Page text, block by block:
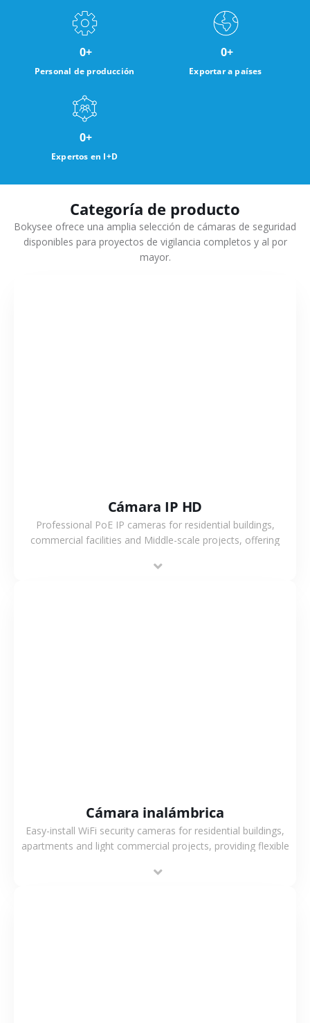
Personal de producción
0+
Exportar a países
0+
Expertos en I+D
0+
Categoría de producto
Bokysee ofrece una amplia selección de cámaras de seguridad
disponibles para proyectos de vigilancia completos y al por
mayor.
Cámara IP HD
Professional PoE IP cameras for residential buildings,
commercial facilities and Middle-scale projects, offering
support.
Cámara inalámbrica
Easy-install WiFi security cameras for residential buildings,
apartments and light commercial projects, providing flexible